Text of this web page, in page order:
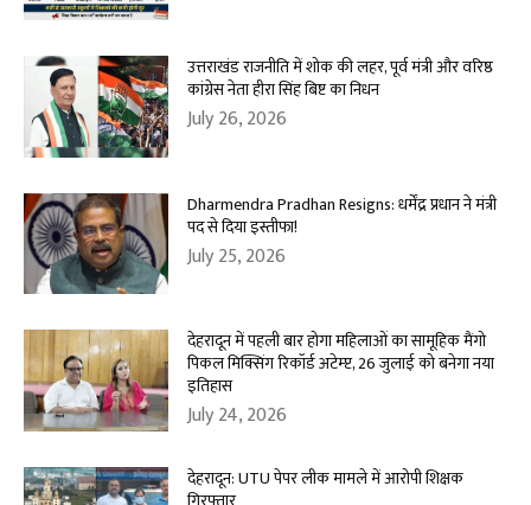
उत्तराखंड राजनीति में शोक की लहर, पूर्व मंत्री और वरिष्ठ
कांग्रेस नेता हीरा सिंह बिष्ट का निधन
July 26, 2026
Dharmendra Pradhan Resigns: धर्मेंद्र प्रधान ने मंत्री
पद से दिया इस्तीफा!
July 25, 2026
देहरादून में पहली बार होगा महिलाओं का सामूहिक मैंगो
पिकल मिक्सिंग रिकॉर्ड अटेम्प्ट, 26 जुलाई को बनेगा नया
इतिहास
July 24, 2026
देहरादून: UTU पेपर लीक मामले में आरोपी शिक्षक